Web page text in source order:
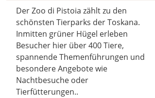
Der Zoo di Pistoia zählt zu den
schönsten Tierparks der Toskana.
Inmitten grüner Hügel erleben
Besucher hier über 400 Tiere,
spannende Themenführungen und
besondere Angebote wie
Nachtbesuche oder
Tierfütterungen..